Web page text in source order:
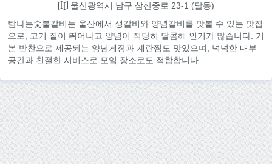
울산광역시 남구 삼산중로 23-1 (달동)
탐나는숯불갈비는 울산에서 생갈비와 양념갈비를 맛볼 수 있는 맛집
으로, 고기 질이 뛰어나고 양념이 적당히 달콤해 인기가 많습니다. 기
본 반찬으로 제공되는 양념게장과 계란찜도 맛있으며, 넉넉한 내부
공간과 친절한 서비스로 모임 장소로도 적합합니다.